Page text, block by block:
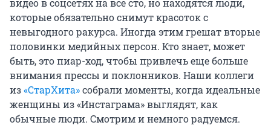
видео в соцсетях на все сто, но находятся люди,
которые обязательно снимут красоток с
невыгодного ракурса. Иногда этим грешат вторые
половинки медийных персон. Кто знает, может
быть, это пиар-ход, чтобы привлечь еще больше
внимания прессы и поклонников. Наши коллеги
из«СтарХита»собрали моменты, когда идеальные
женщины из «Инстаграма» выглядят, как
обычные люди. Смотрим и немного радуемся.